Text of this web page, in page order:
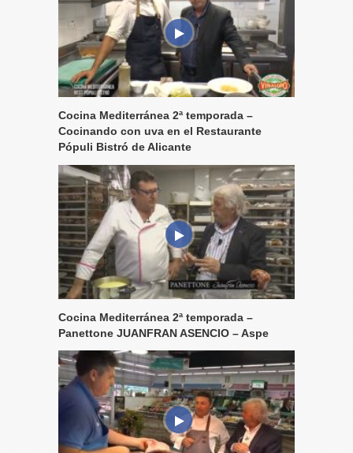
Cocina Mediterránea 2ª temporada –
Cocinando con uva en el Restaurante
Pópuli Bistró de Alicante
Cocina Mediterránea 2ª temporada –
Panettone JUANFRAN ASENCIO – Aspe